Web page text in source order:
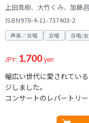
上田真樹、大竹くみ、加藤
ISBN978-4-11-737403-2
声楽／合唱 合唱 合唱/
JPY: 1,700yen
幅広い世代に愛されてい
ジしました。
コンサートのレパートリ